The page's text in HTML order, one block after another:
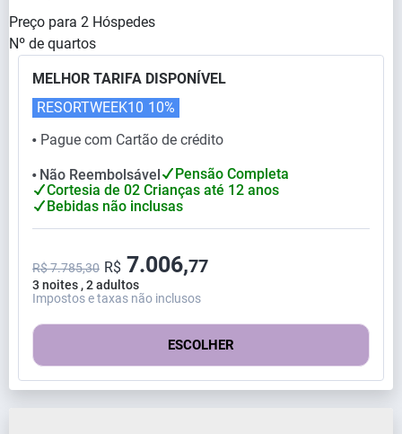
Preço para 2 Hóspedes
Nº de quartos
MELHOR TARIFA DISPONÍVEL
⬤ Pague com Cartão de crédito
RESORTWEEK10 10%
⬤ Não Reembolsável
Pensão Completa
Cortesia de 02 Crianças até 12 anos
Bebidas não inclusas
3 noites , 2 adultos
R$ 7.785,30 R$ 7.006,77
Impostos e taxas não inclusos
ESCOLHER